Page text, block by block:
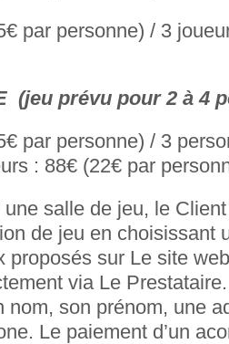
par personne) / 3
(jeu prévu pour 2 à 4
par personne) / 3
: 88€ (22€ par
salle de jeu, le
de jeu en choisissant
proposés sur Le site
via Le
nom, son prénom, une
Le paiement d’un